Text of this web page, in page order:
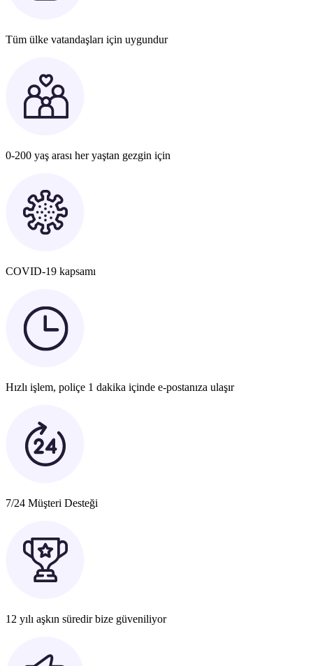
Tüm ülke vatandaşları için uygundur
0-200 yaş arası her yaştan gezgin için
COVID-19 kapsamı
Hızlı işlem, poliçe 1 dakika içinde e-postanıza ulaşır
7/24 Müşteri Desteği
12 yılı aşkın süredir bize güveniliyor